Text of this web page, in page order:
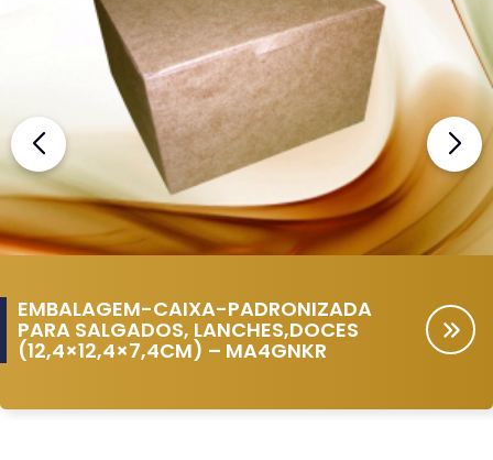
CAIXA-PADRONIZADA
LANCHES,DOCES
– MA4GNKR